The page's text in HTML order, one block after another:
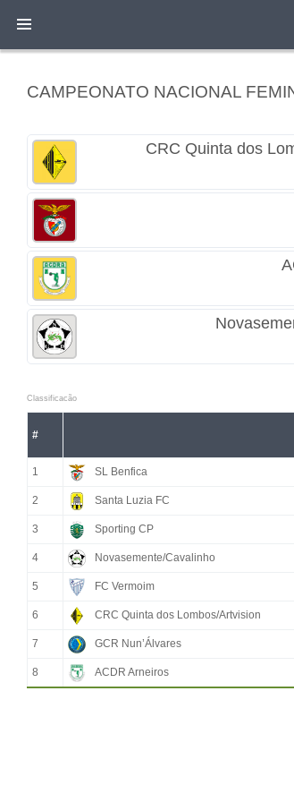
CAMPEONATO NACIONAL
CRC Quinta dos
Classificacão
#
1 SL Benfica
2 Santa Luzia FC
3 Sporting CP
4 Novasemente/Cavalinho
5 FC Vermoim
6 CRC Quinta dos Lombos/Artvision
7 GCR Nun’Álvares
8 ACDR Arneiros